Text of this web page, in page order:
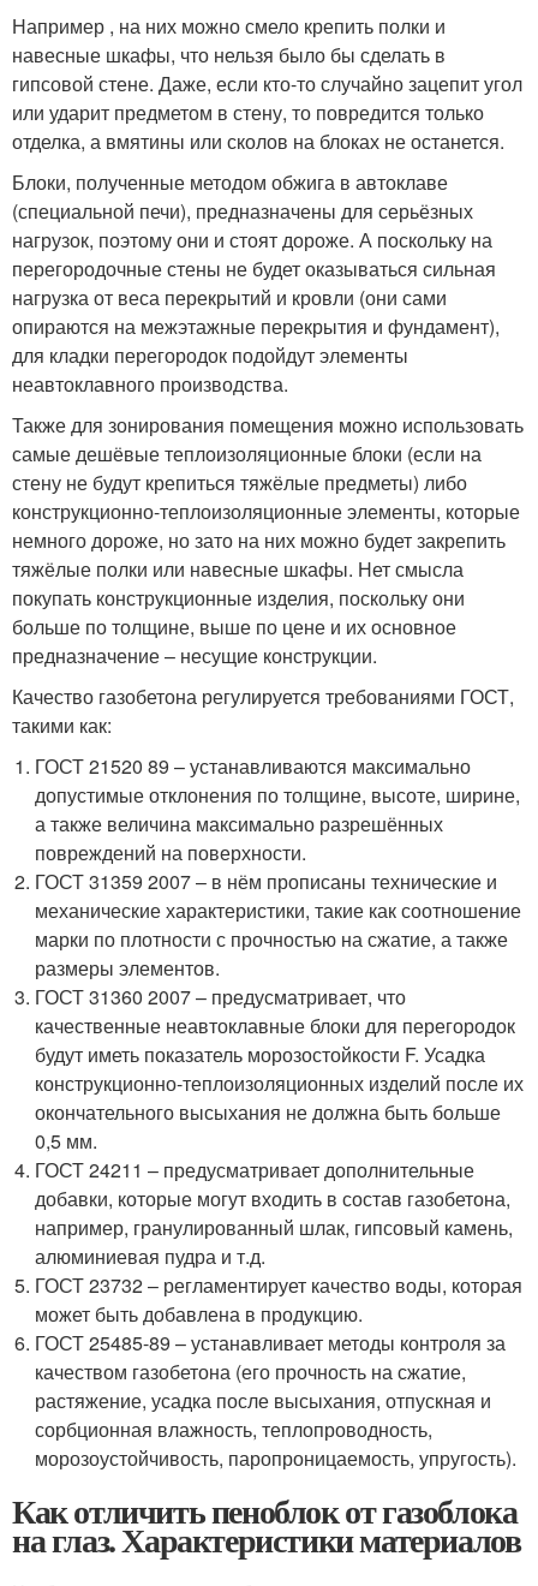
Например , на них можно смело крепить полки и
навесные шкафы, что нельзя было бы сделать в
гипсовой стене. Даже, если кто-то случайно зацепит угол
или ударит предметом в стену, то повредится только
отделка, а вмятины или сколов на блоках не останется.
Блоки, полученные методом обжига в автоклаве
(специальной печи), предназначены для серьёзных
нагрузок, поэтому они и стоят дороже. А поскольку на
перегородочные стены не будет оказываться сильная
нагрузка от веса перекрытий и кровли (они сами
опираются на межэтажные перекрытия и фундамент),
для кладки перегородок подойдут элементы
неавтоклавного производства.
Также для зонирования помещения можно использовать
самые дешёвые теплоизоляционные блоки (если на
стену не будут крепиться тяжёлые предметы) либо
конструкционно-теплоизоляционные элементы, которые
немного дороже, но зато на них можно будет закрепить
тяжёлые полки или навесные шкафы. Нет смысла
покупать конструкционные изделия, поскольку они
больше по толщине, выше по цене и их основное
предназначение – несущие конструкции.
Качество газобетона регулируется требованиями ГОСТ,
такими как:
ГОСТ 21520 89 – устанавливаются максимально
допустимые отклонения по толщине, высоте, ширине,
а также величина максимально разрешённых
повреждений на поверхности.
ГОСТ 31359 2007 – в нём прописаны технические и
механические характеристики, такие как соотношение
марки по плотности с прочностью на сжатие, а также
размеры элементов.
ГОСТ 31360 2007 – предусматривает, что
качественные неавтоклавные блоки для перегородок
будут иметь показатель морозостойкости F. Усадка
конструкционно-теплоизоляционных изделий после их
окончательного высыхания не должна быть больше
0,5 мм.
ГОСТ 24211 – предусматривает дополнительные
добавки, которые могут входить в состав газобетона,
например, гранулированный шлак, гипсовый камень,
алюминиевая пудра и т.д.
ГОСТ 23732 – регламентирует качество воды, которая
может быть добавлена в продукцию.
ГОСТ 25485-89 – устанавливает методы контроля за
качеством газобетона (его прочность на сжатие,
растяжение, усадка после высыхания, отпускная и
сорбционная влажность, теплопроводность,
морозоустойчивость, паропроницаемость, упругость).
Как отличить пеноблок от газоблока
на глаз. Характеристики материалов